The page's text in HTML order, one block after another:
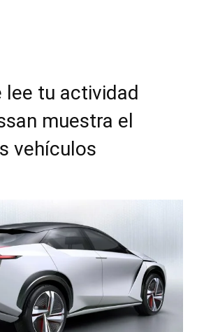
lee tu actividad
muestra el
vehículos